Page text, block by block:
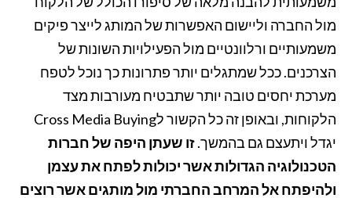
מול החברה וליישום האפשרות של המותג לייצר פיקים
משמעותיים ורלוונטיים מול הפעילויות השונות של
הצרכנים. ככל שמתגלים יותר פתרונות כך נוכל לטפח
מערכת יחסים טובה יותר שתבטיח מעורבות מצד
הלקוחות, ובאופן זה כל הקשור לCross Media Buying
יגדל ויתעצם גם בהמשך.זו שעתן היפה של חברות
הטכנולוגיה הגדולות אשר יכולות לפתח את עצמן
ולהיפתח אל המרחב החברתי מול מותגים אשר רוצים